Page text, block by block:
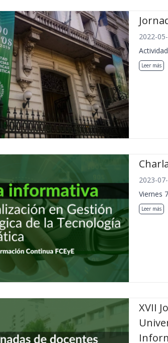
2022-
Leer más
2023-
Viernes
Leer más
XVII